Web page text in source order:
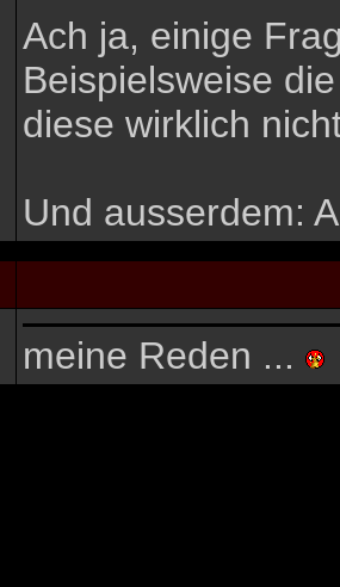
Ach ja, einige
Beispielsweise
diese wirklich
Und ausserdem:
meine Reden ...